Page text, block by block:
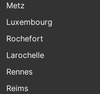
Metz
Luxembourg
Rochefort
Larochelle
Rennes
Reims